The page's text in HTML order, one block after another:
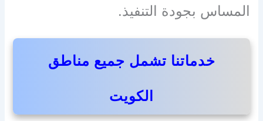
المساس بجودة التنفيذ.
خدماتنا تشمل جميع مناطق
الكويت